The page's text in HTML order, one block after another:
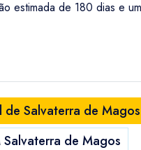
estimada de 180 dias e
de Salvaterra de
Salvaterra de Magos